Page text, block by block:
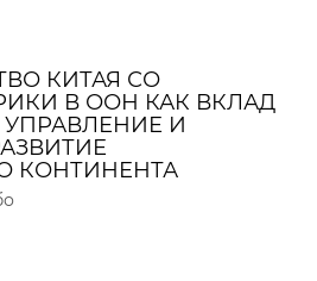
КИТАЯ СО
В ООН КАК ВКЛАД
И
КОНТИНЕНТА